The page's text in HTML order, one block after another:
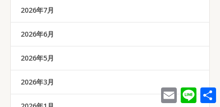
2026年7月
2026年6月
2026年5月
2026年3月
m